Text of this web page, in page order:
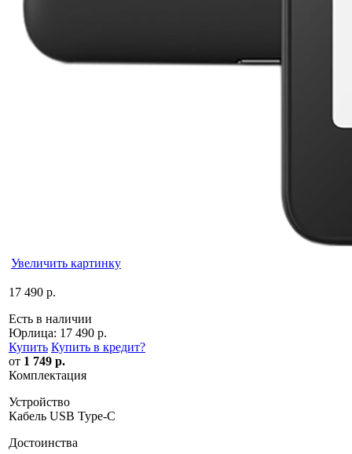
Увеличить картинку
17 490 р.
Есть в наличии
Юрлица: 17 490 р.
Купить Купить в кредит?
от 1 749 р.
Комплектация
Устройство
Кабель USB Type-C
Достоинства